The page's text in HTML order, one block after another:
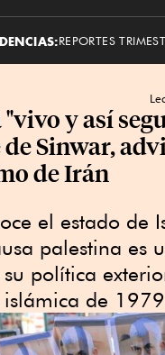
REPORTES
"vivo y así
Sinwar,
de Irán
el estado de
palestina es
política
islámica de